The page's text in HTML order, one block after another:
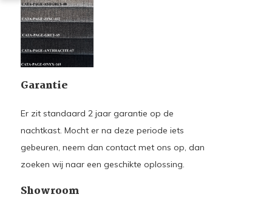
Garantie
Er zit standaard 2 jaar garantie op de
nachtkast. Mocht er na deze periode iets
gebeuren, neem dan contact met ons op, dan
zoeken wij naar een geschikte oplossing.
Showroom